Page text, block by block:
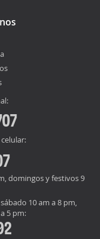
domingos y festivos 9
10 am a 8 pm,
5 pm: